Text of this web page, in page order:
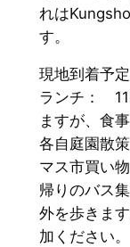
れは
す。
現地到着予
ランチ：
ますが、食
各自庭園散
マス市買い
帰りのバス
外を歩きま
加ください。